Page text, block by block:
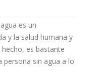
es un
y la salud humana y
hecho, es bastante
persona sin agua a lo